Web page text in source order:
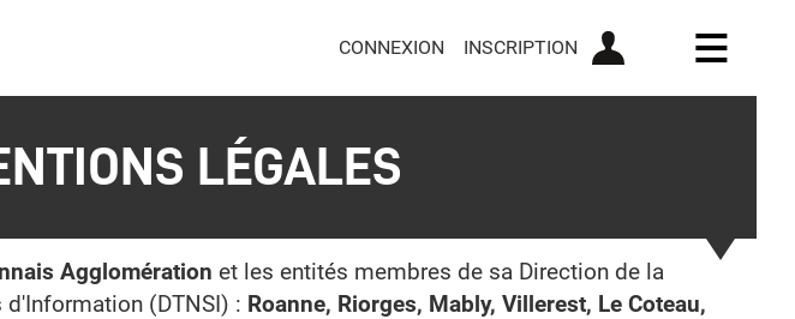
CONNEXION INSCRIPTION Ouvrir
LÉGALES
Agglomération et les entités membres de sa Direction de la
(DTNSI) : Roanne, Riorges, Mably, Villerest, Le Coteau,